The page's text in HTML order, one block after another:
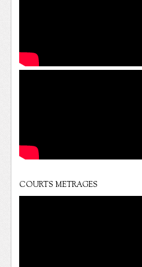
COURTS METRAGES